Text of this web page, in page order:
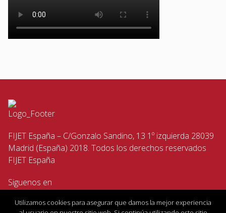
FIJET España – C/Gonzalo Sandino, 13 1º izquierda 28039
Madrid (España) 2018. Todos los derechos reservados
FIJET España
Siguenos en
Utilizamos cookies para asegurar que damos la mejor experiencia